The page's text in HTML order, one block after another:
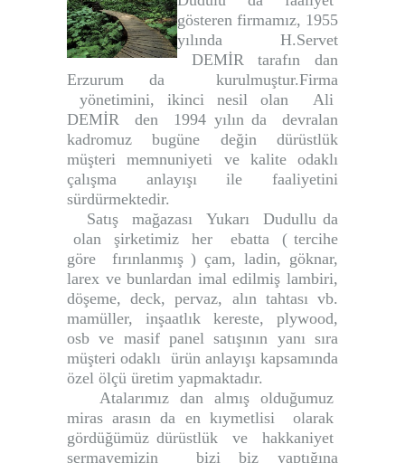
gösteren firmamız, 1955
yılında H.Servet
DEMİR tarafın dan
Erzurum da kurulmuştur.Firma
yönetimini, ikinci nesil olan Ali
DEMİR den 1994 yılın da devralan
kadromuz bugüne değin dürüstlük
müşteri memnuniyeti ve kalite odaklı
çalışma anlayışı ile faaliyetini
sürdürmektedir.
Satış mağazası Yukarı Dudullu da
olan şirketimiz her ebatta ( tercihe
göre fırınlanmış ) çam, ladin, göknar,
larex ve bunlardan imal edilmiş lambiri,
döşeme, deck, pervaz, alın tahtası vb.
mamüller, inşaatlık kereste, plywood,
osb ve masif panel satışının yanı sıra
müşteri odaklı ürün anlayışı kapsamında
özel ölçü üretim yapmaktadır.
Atalarımız dan almış olduğumuz
miras arasın da en kıymetlisi olarak
gördüğümüz dürüstlük ve hakkaniyet
sermayemizin bizi biz yaptığına